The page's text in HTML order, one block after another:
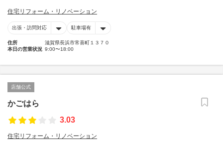
住宅リフォーム・リノベーション
出張・訪問対応 駐車場有
住所
滋賀県長浜市常喜町１３７０
本日の営業状況 9:00〜18:00
店舗公式
かごはら
3.03
住宅リフォーム・リノベーション